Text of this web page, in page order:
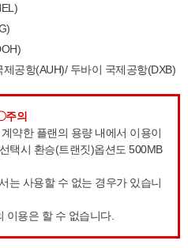
제공항(AUH)/ 두바이 국제공항(DXB)
주의
약한 플랜의 용량 내에서 이용이
택시 환승(트랜짓)옵션도 500MB
는 사용할 수 없는 경우가 있습니
이용은 할 수 없습니다.